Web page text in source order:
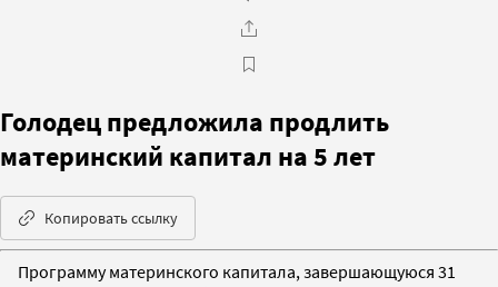
Голодец предложила продлить
материнский капитал на 5 лет
Копировать ссылку
Программу материнского капитала, завершающуюся 31